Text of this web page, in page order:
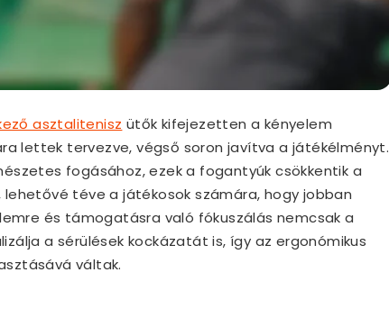
asztalitenisz ütők kifejezetten a kényelem
lettek tervezve, végső soron javítva a játékélményt.
fogásához, ezek a fogantyúk csökkentik a
téve a játékosok számára, hogy jobban
és támogatásra való fókuszálás nemcsak a
a sérülések kockázatát is, így az ergonómikus
váltak.